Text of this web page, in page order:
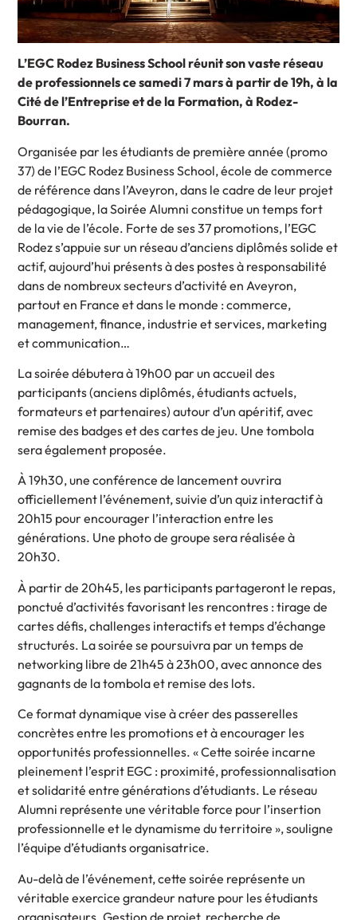
L’EGC Rodez Business School réunit son vaste réseau
de professionnels ce samedi 7 mars à partir de 19h, à la
Cité de l’Entreprise et de la Formation, à Rodez-
Bourran.
Organisée par les étudiants de première année (promo
37) de l’EGC Rodez Business School, école de commerce
de référence dans l’Aveyron, dans le cadre de leur projet
pédagogique, la Soirée Alumni constitue un temps fort
de la vie de l’école. Forte de ses 37 promotions, l’EGC
Rodez s’appuie sur un réseau d’anciens diplômés solide et
actif, aujourd’hui présents à des postes à responsabilité
dans de nombreux secteurs d’activité en Aveyron,
partout en France et dans le monde : commerce,
management, finance, industrie et services, marketing
et communication…
La soirée débutera à 19h00 par un accueil des
participants (anciens diplômés, étudiants actuels,
formateurs et partenaires) autour d’un apéritif, avec
remise des badges et des cartes de jeu. Une tombola
sera également proposée.
À 19h30, une conférence de lancement ouvrira
officiellement l’événement, suivie d’un quiz interactif à
20h15 pour encourager l’interaction entre les
générations. Une photo de groupe sera réalisée à
20h30.
À partir de 20h45, les participants partageront le repas,
ponctué d’activités favorisant les rencontres : tirage de
cartes défis, challenges interactifs et temps d’échange
structurés. La soirée se poursuivra par un temps de
networking libre de 21h45 à 23h00, avec annonce des
gagnants de la tombola et remise des lots.
Ce format dynamique vise à créer des passerelles
concrètes entre les promotions et à encourager les
opportunités professionnelles. « Cette soirée incarne
pleinement l’esprit EGC : proximité, professionnalisation
et solidarité entre générations d’étudiants. Le réseau
Alumni représente une véritable force pour l’insertion
professionnelle et le dynamisme du territoire », souligne
l’équipe d’étudiants organisatrice.
Au-delà de l’événement, cette soirée représente un
véritable exercice grandeur nature pour les étudiants
organisateurs. Gestion de projet, recherche de